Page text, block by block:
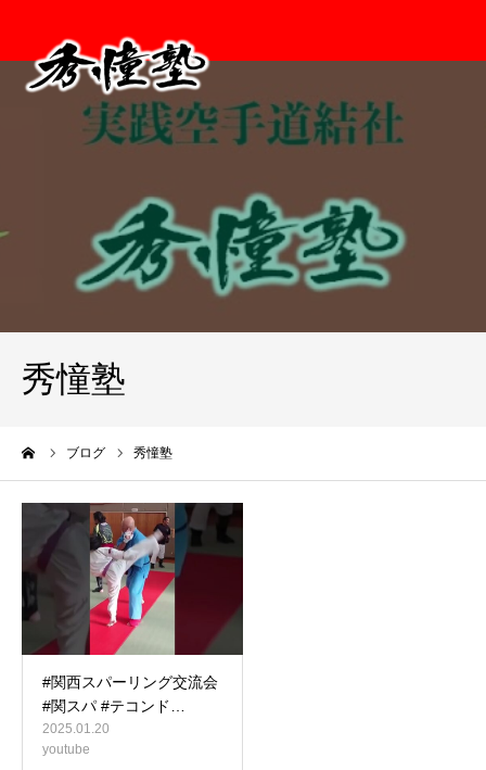
秀憧塾
ブログ 秀憧塾
#関西スパーリング交流会
#関スパ #テコンド…
2025.01.20
youtube